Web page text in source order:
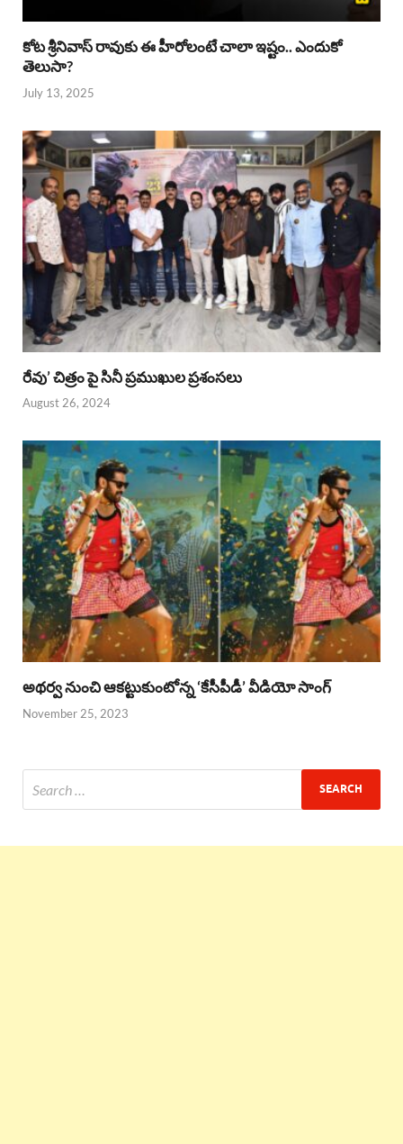
కోట శ్రీనివాస్ రావుకు ఈ హీరోలంటే చాలా ఇష్టం.. ఎందుకో
తెలుసా?
July 13, 2025
రేవు’ చిత్రం పై సినీ ప్రముఖుల ప్రశంసలు
August 26, 2024
అథర్వ నుంచి ఆకట్టుకుంటోన్న ‘కేసీపీడీ’ వీడియో సాంగ్
November 25, 2023